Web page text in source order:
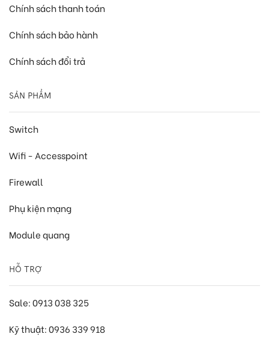
Chính sách thanh toán
Chính sách bảo hành
Chính sách đổi trả
SẢN PHẨM
Switch
Wifi - Accesspoint
Firewall
Phụ kiện mạng
Module quang
HỖ TRỢ
Sale: 0913 038 325
Kỹ thuật: 0936 339 918